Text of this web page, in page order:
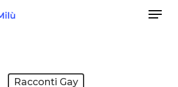
Menu
Racconti Gay